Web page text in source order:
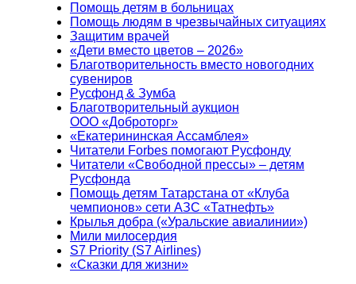
Помощь детям в больницах
Помощь людям в чрезвычайных ситуациях
Защитим врачей
«Дети вместо цветов – 2026»
Благотворительность вместо новогодних
сувениров
Русфонд & Зумба
Благотворительный аукцион
ООО «Доброторг»
«Екатерининская Ассамблея»
Читатели Forbes помогают Русфонду
Читатели «Свободной прессы» – детям
Русфонда
Помощь детям Татарстана от «Клуба
чемпионов» сети АЗС «Татнефть»
Крылья добра («Уральские авиалинии»)
Мили милосердия
S7 Priority (S7 Airlines)
«Сказки для жизни»